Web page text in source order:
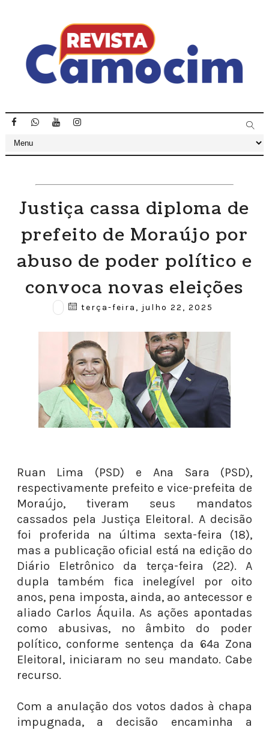
Justiça cassa diploma de
prefeito de Moraújo por
abuso de poder político e
convoca novas eleições
terça-feira, julho 22, 2025
Ruan Lima (PSD) e Ana Sara (PSD),
respectivamente prefeito e vice-prefeita de
Moraújo, tiveram seus mandatos
cassados pela Justiça Eleitoral. A decisão
foi proferida na última sexta-feira (18),
mas a publicação oficial está na edição do
Diário Eletrônico da terça-feira (22). A
dupla também fica inelegível por oito
anos, pena imposta, ainda, ao antecessor e
aliado Carlos Áquila. As ações apontadas
como abusivas, no âmbito do poder
político, conforme sentença da 64ª Zona
Eleitoral, iniciaram no seu mandato. Cabe
recurso.
Com a anulação dos votos dados à chapa
impugnada, a decisão encaminha a